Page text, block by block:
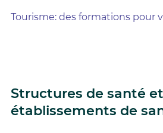
Tourisme: des formations pour
Structures de santé et
établissements de